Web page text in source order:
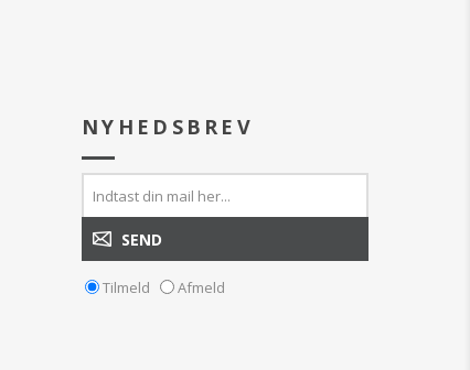
NYHEDSBREV
Tilmeld Afmeld